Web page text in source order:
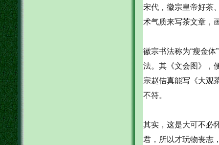
宋代，徽宗皇帝好茶
术气质来写茶文章，
徽宗书法称为“瘦金
法。其《文会图》，
宗赵佶真能写《大观
不符。
其实，这是大可不必
君，所以才玩物丧志